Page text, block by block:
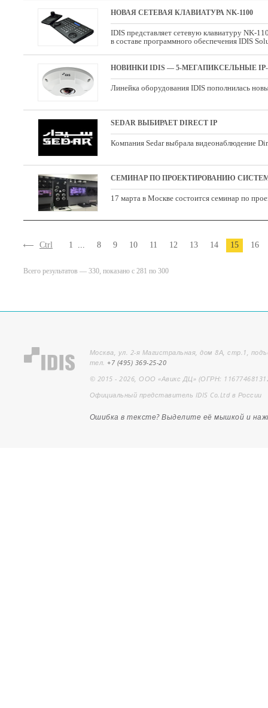
НОВАЯ СЕТЕВАЯ КЛАВИАТУРА NK-1100
IDIS представляет сетевую клавиатуру NK-
в составе программного обеспечения IDIS
НОВИНКИ IDIS — 5-МЕГАПИКСЕЛЬНЫЕ IP-
Линейка оборудования IDIS пополнилась
SEDAR ВЫБИРАЕТ DIRECT IP
Компания Sedar выбрала видеонаблюдение
СЕМИНАР ПО ПРОЕКТИРОВАНИЮ
17 марта в Москве состоится семинар по
Ctrl 1 ... 8 9 10 11 12 13 14 15 16
Всего результатов — 330, показано с 281 по 300
Москва, ул. 2-я Магистральная, дом 8А, стр.1,
тел.+7 (495) 369-25-20
© 2015 - 2026, ООО «Авикс ДЦ» (ОГРН:
Официальный представитель IDIS Co.Ltd в России
Ошибка в тексте? Выделите её мышкой и